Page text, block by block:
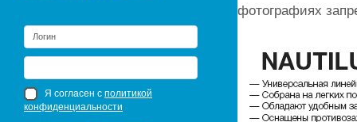
Я согласен с политикой
конфиденциальности
фотографиях